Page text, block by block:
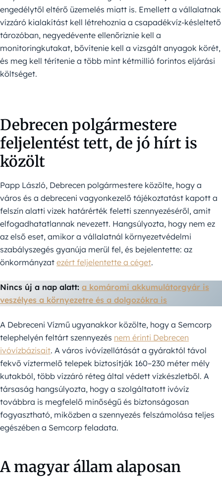
engedélytől eltérő üzemelés miatt is. Emellett a vállalatnak
vízzáró kialakítást kell létrehoznia a csapadékvíz-késleltető
tározóban, negyedévente ellenőriznie kell a
monitoringkutakat, bővítenie kell a vizsgált anyagok körét,
és meg kell térítenie a több mint kétmillió forintos eljárási
költséget.
Debrecen polgármestere
feljelentést tett, de jó hírt is
közölt
Papp László, Debrecen polgármestere közölte, hogy a
város és a debreceni vagyonkezelő tájékoztatást kapott a
felszín alatti vizek határérték feletti szennyezéséről, amit
elfogadhatatlannak nevezett. Hangsúlyozta, hogy nem ez
az első eset, amikor a vállalatnál környezetvédelmi
szabályszegés gyanúja merül fel, és bejelentette: az
önkormányzat ezért feljelentette a céget.
Nincs új a nap alatt: a komáromi akkumulátorgyár is
veszélyes a környezetre és a dolgozókra is
A Debreceni Vízmű ugyanakkor közölte, hogy a Semcorp
telephelyén feltárt szennyezés nem érinti Debrecen
ivóvízbázisait. A város ivóvízellátását a gyáraktól távol
fekvő víztermelő telepek biztosítják 160–230 méter mély
kutakból, több vízzáró réteg által védett vízkészletből. A
társaság hangsúlyozta, hogy a szolgáltatott ivóvíz
továbbra is megfelelő minőségű és biztonságosan
fogyasztható, miközben a szennyezés felszámolása teljes
egészében a Semcorp feladata.
A magyar állam alaposan